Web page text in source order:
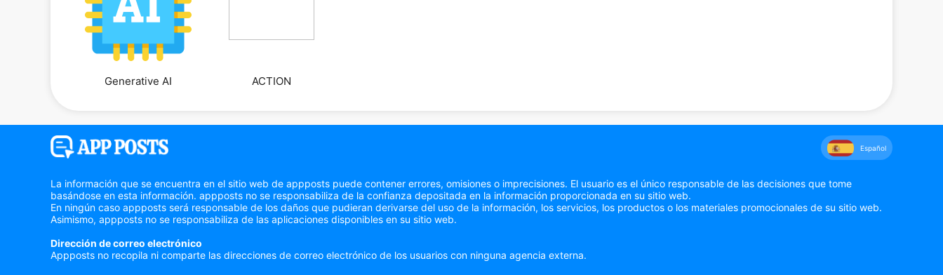
Generative AI ACTION
Español
La información que se encuentra en el sitio web de appposts puede contener errores, omisiones o imprecisiones. El usuario es el único responsable de las decisiones que tome
basándose en esta información. appposts no se responsabiliza de la confianza depositada en la información proporcionada en su sitio web.
En ningún caso appposts será responsable de los daños que pudieran derivarse del uso de la información, los servicios, los productos o los materiales promocionales de su sitio web.
Asimismo, appposts no se responsabiliza de las aplicaciones disponibles en su sitio web.
Dirección de correo electrónico
Appposts no recopila ni comparte las direcciones de correo electrónico de los usuarios con ninguna agencia externa.